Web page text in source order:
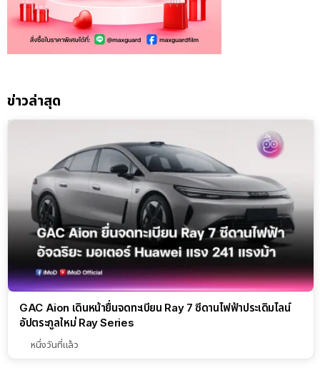
ข่าวล่าสุด
GAC Aion เดินหน้ายื่นจดทะเบียน Ray 7 ซีดานไฟฟ้าประเดิมไลน์
อัปตระกูลใหม่ Ray Series
หนึ่งวันที่แล้ว